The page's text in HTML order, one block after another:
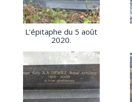
L’épitaphe du 5 août
2020.